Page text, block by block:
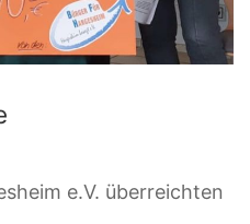
e.V. überreichten